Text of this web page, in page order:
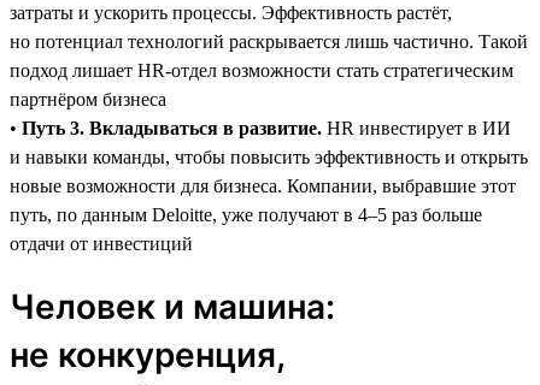
затраты и ускорить процессы. Эффективность растёт,
но потенциал технологий раскрывается лишь частично. Такой
подход лишает HR-отдел возможности стать стратегическим
партнёром бизнеса
• Путь 3. Вкладываться в развитие. HR инвестирует в ИИ
и навыки команды, чтобы повысить эффективность и открыть
новые возможности для бизнеса. Компании, выбравшие этот
путь, по данным Deloitte, уже получают в 4–5 раз больше
отдачи от инвестиций
Человек и машина:
не конкуренция,